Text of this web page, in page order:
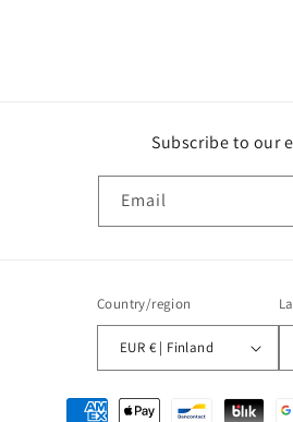
Subscribe to our
Email
Country/region
EUR € | Finland
Payment